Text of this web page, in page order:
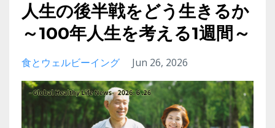
人生の後半戦をどう生きるか
～100年人生を考える1週間～
食とウェルビーイング Jun 26, 2026